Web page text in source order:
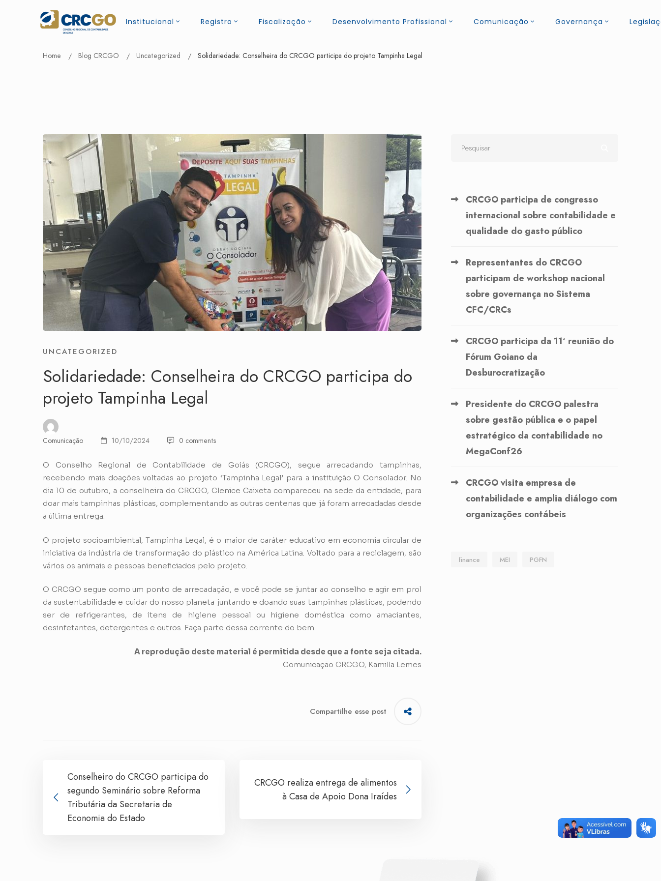
Institucional Registro Fiscalização Desenvolvimento Profissional Comunicação Governança
Home Blog CRCGO Uncategorized Solidariedade: Conselheira do CRCGO participa do projeto Tampinha Legal
UNCATEGORIZED
Solidariedade: Conselheira do CRCGO participa do
projeto Tampinha Legal
Comunicação 10/10/2024 0 comments
O Conselho Regional de Contabilidade de Goiás (CRCGO), segue arrecadando tampinhas,
recebendo mais doações voltadas ao projeto ‘Tampinha Legal’ para a instituição O Consolador. No
dia 10 de outubro, a conselheira do CRCGO, Clenice Caixeta compareceu na sede da entidade, para
doar mais tampinhas plásticas, complementando as outras centenas que já foram arrecadadas desde
a última entrega.
O projeto socioambiental, Tampinha Legal, é o maior de caráter educativo em economia circular de
iniciativa da indústria de transformação do plástico na América Latina. Voltado para a reciclagem, são
vários os animais e pessoas beneficiados pelo projeto.
O CRCGO segue como um ponto de arrecadação, e você pode se juntar ao conselho e agir em prol
da sustentabilidade e cuidar do nosso planeta juntando e doando suas tampinhas plásticas, podendo
ser de refrigerantes, de itens de higiene pessoal ou higiene doméstica como amaciantes,
desinfetantes, detergentes e outros. Faça parte dessa corrente do bem.
A reprodução deste material é permitida desde que a fonte seja citada.
Comunicação CRCGO, Kamilla Lemes
Compartilhe esse post
Conselheiro do CRCGO participa do
segundo Seminário sobre Reforma
Tributária da Secretaria de
Economia do Estado
CRCGO realiza entrega de alimentos
à Casa de Apoio Dona Iraídes
CRCGO participa de congresso
internacional sobre contabilidade e
qualidade do gasto público
Representantes do CRCGO
participam de workshop nacional
sobre governança no Sistema
CFC/CRCs
CRCGO participa da 11ª reunião do
Fórum Goiano da
Desburocratização
Presidente do CRCGO palestra
sobre gestão pública e o papel
estratégico da contabilidade no
MegaConf26
CRCGO visita empresa de
contabilidade e amplia diálogo com
organizações contábeis
finance MEI PGFN